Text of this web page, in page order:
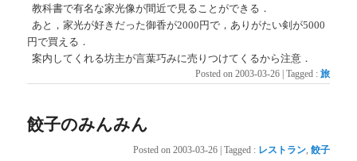
教科書で有名な家光像が間近で見ることができる．
あと，家光が好きだった御香が2000円で，ありがたい剣が5000
円で買える．
案内してくれる坊主が言葉巧みに売りつけてくるから注意．
Posted on 2003-03-26 Tagged : 旅
餃子のみんみん
Posted on 2003-03-26 | Tagged : レストラン, 餃子